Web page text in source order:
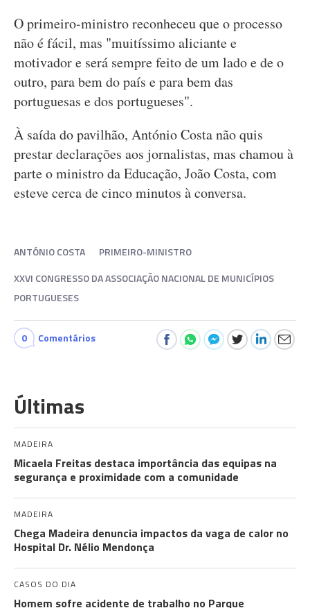
O primeiro-ministro reconheceu que o processo
não é fácil, mas "muitíssimo aliciante e
motivador e será sempre feito de um lado e de o
outro, para bem do país e para bem das
portuguesas e dos portugueses".
À saída do pavilhão, António Costa não quis
prestar declarações aos jornalistas, mas chamou à
parte o ministro da Educação, João Costa, com
esteve cerca de cinco minutos à conversa.
ANTÓNIO COSTA
PRIMEIRO-MINISTRO
XXVI CONGRESSO DA ASSOCIAÇÃO NACIONAL DE MUNICÍPIOS
PORTUGUESES
0 Comentários
Últimas
MADEIRA
Micaela Freitas destaca importância das equipas na
segurança e proximidade com a comunidade
MADEIRA
Chega Madeira denuncia impactos da vaga de calor no
Hospital Dr. Nélio Mendonça
CASOS DO DIA
Homem sofre acidente de trabalho no Parque